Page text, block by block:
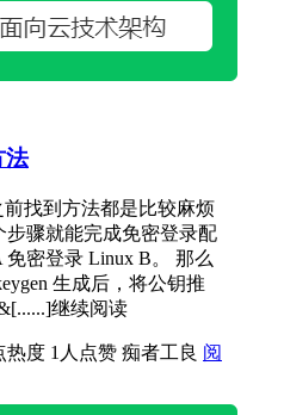
法
找到方法都是比较麻烦
骤就能完成免密登录配
密登录 Linux B。 那么
生成后，将公钥推
继续阅读
热度 1人点赞 痴者工良 阅